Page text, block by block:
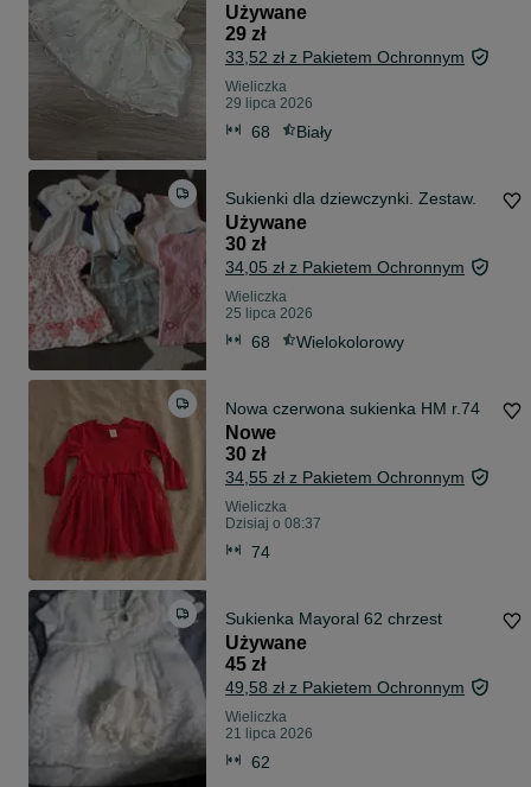
Używane
29 zł
33,52 zł z Pakietem Ochronnym
Wieliczka
29 lipca 2026
68 Biały
Sukienki dla dziewczynki. Zestaw.
Używane
30 zł
34,05 zł z Pakietem Ochronnym
Wieliczka
25 lipca 2026
68 Wielokolorowy
Nowa czerwona sukienka HM r.74
Nowe
30 zł
34,55 zł z Pakietem Ochronnym
Wieliczka
Dzisiaj o 08:37
74
Sukienka Mayoral 62 chrzest
Używane
45 zł
49,58 zł z Pakietem Ochronnym
Wieliczka
21 lipca 2026
62